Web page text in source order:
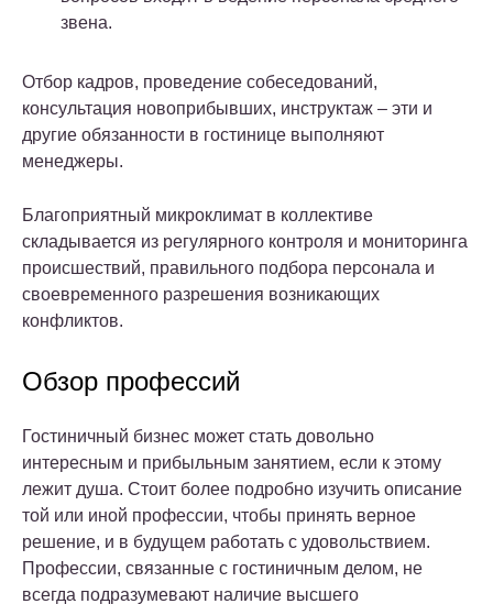
звена.
Отбор кадров, проведение собеседований,
консультация новоприбывших, инструктаж – эти и
другие обязанности в гостинице выполняют
менеджеры.
Благоприятный микроклимат в коллективе
складывается из регулярного контроля и мониторинга
происшествий, правильного подбора персонала и
своевременного разрешения возникающих
конфликтов.
Обзор профессий
Гостиничный бизнес может стать довольно
интересным и прибыльным занятием, если к этому
лежит душа. Стоит более подробно изучить описание
той или иной профессии, чтобы принять верное
решение, и в будущем работать с удовольствием.
Профессии, связанные с гостиничным делом, не
всегда подразумевают наличие высшего